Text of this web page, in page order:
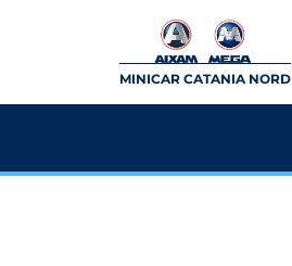
MINICAR CATANIA NORD